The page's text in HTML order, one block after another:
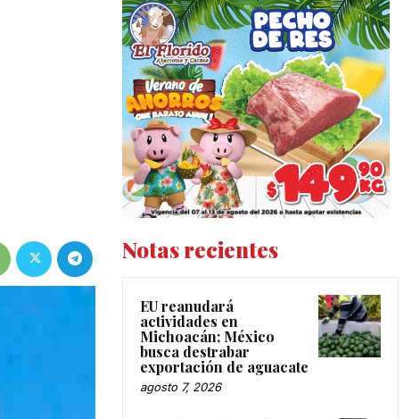
Notas recientes
EU reanudará
actividades en
Michoacán; México
busca destrabar
exportación de aguacate
agosto 7, 2026